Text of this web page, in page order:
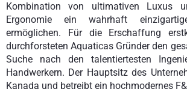
Kombination von ultimativen Luxus
Ergonomie ein wahrhaft
ermöglichen. Für die Erschaffung
durchforsteten Aquaticas Gründer den
Suche nach den talentiertesten
Handwerkern. Der Hauptsitz des
Kanada und betreibt ein hochmodernes